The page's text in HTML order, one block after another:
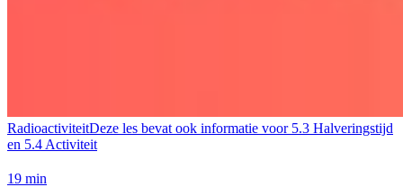
RadioactiviteitDeze les bevat ook informatie voor 5.3 Halveringstijd
en 5.4 Activiteit
19 min